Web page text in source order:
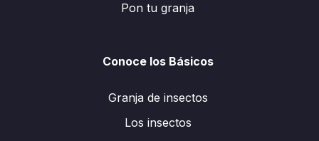
Pon tu granja
Conoce los Básicos
Granja de insectos
Los insectos